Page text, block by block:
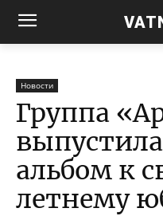
Новости
Группа
альбом к
летнему